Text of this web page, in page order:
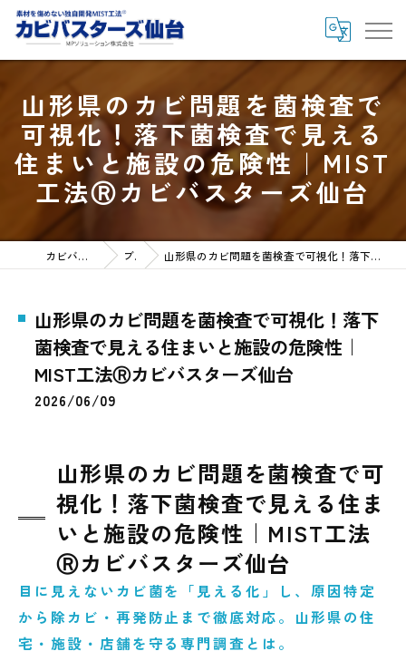
山形県のカビ問題を菌検査で
可視化！落下菌検査で見える
住まいと施設の危険性｜MIST
工法Ⓡカビバスターズ仙台
カビバスターズ仙台HOME ブログ 山形県のカビ問題を菌検査で可視化！落下菌検査で見える住まいと施設の危険性｜MIST工法Ⓡカビバスターズ仙台
山形県のカビ問題を菌検査で可視化！落下
菌検査で見える住まいと施設の危険性｜
MIST工法Ⓡカビバスターズ仙台
2026/06/09
山形県のカビ問題を菌検査で可
視化！落下菌検査で見える住ま
いと施設の危険性｜MIST工法
Ⓡカビバスターズ仙台
目に見えないカビ菌を「見える化」し、原因特定
から除カビ・再発防止まで徹底対応。山形県の住
宅・施設・店舗を守る専門調査とは。